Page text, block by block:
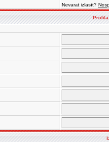
Nevarat izlasīt?